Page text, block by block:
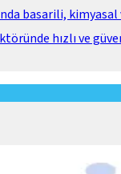
basarili,
hızlı ve